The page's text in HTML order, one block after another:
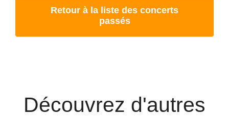
Retour à la liste des concerts
passés
Découvrez d'autres